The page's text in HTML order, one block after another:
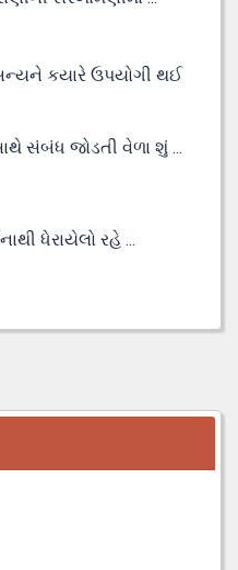
કયારે ઉપયોગી થઈ
સંબંધ જોડતી વેળા શું ...
ધેરાયેલો રહે ...